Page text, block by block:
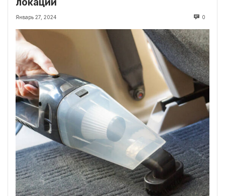
Январь 27, 2024 0